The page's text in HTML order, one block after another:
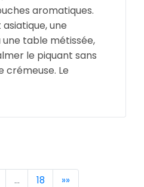
aromatiques.
une
une table métissée,
le piquant sans
crémeuse. Le
… 18 »»